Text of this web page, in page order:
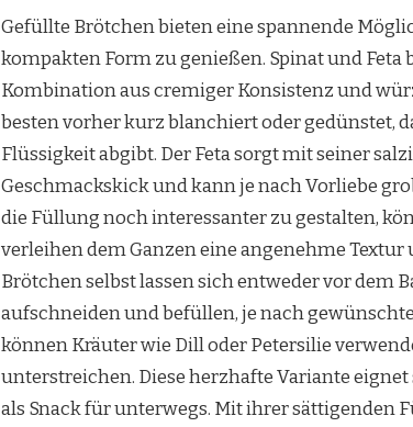
Gefüllte Brötchen bieten eine spannende
kompakten Form zu genießen. Spinat und Feta
Kombination aus cremiger Konsistenz und
besten vorher kurz blanchiert oder gedünstet,
Flüssigkeit abgibt. Der Feta sorgt mit seiner
Geschmackskick und kann je nach Vorliebe
die Füllung noch interessanter zu gestalten,
verleihen dem Ganzen eine angenehme
Brötchen selbst lassen sich entweder vor dem
aufschneiden und befüllen, je nach
können Kräuter wie Dill oder Petersilie
unterstreichen. Diese herzhafte Variante
als Snack für unterwegs. Mit ihrer sättigenden